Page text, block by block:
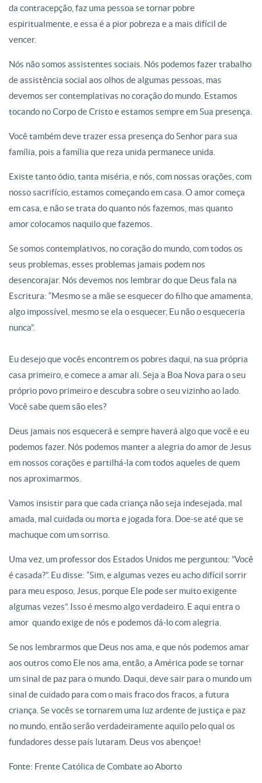
da contracepção, faz uma pessoa se tornar pobre
espiritualmente, e essa é a pior pobreza e a mais difícil de
vencer.
Nós não somos assistentes sociais. Nós podemos fazer trabalho
de assistência social aos olhos de algumas pessoas, mas
devemos ser contemplativas no coração do mundo. Estamos
tocando no Corpo de Cristo e estamos sempre em Sua presença.
Você também deve trazer essa presença do Senhor para sua
família, pois a família que reza unida permanece unida.
Existe tanto ódio, tanta miséria, e nós, com nossas orações, com
nosso sacrifício, estamos começando em casa. O amor começa
em casa, e não se trata do quanto nós fazemos, mas quanto
amor colocamos naquilo que fazemos.
Se somos contemplativos, no coração do mundo, com todos os
seus problemas, esses problemas jamais podem nos
desencorajar. Nós devemos nos lembrar do que Deus fala na
Escritura: “Mesmo se a mãe se esquecer do filho que amamenta,
algo impossível, mesmo se ela o esquecer, Eu não o esqueceria
nunca”.
Eu desejo que vocês encontrem os pobres daqui, na sua própria
casa primeiro, e comece a amar ali. Seja a Boa Nova para o seu
próprio povo primeiro e descubra sobre o seu vizinho ao lado.
Você sabe quem são eles?
Deus jamais nos esquecerá e sempre haverá algo que você e eu
podemos fazer. Nós podemos manter a alegria do amor de Jesus
em nossos corações e partilhá-la com todos aqueles de quem
nos aproximarmos.
Vamos insistir para que cada criança não seja indesejada, mal
amada, mal cuidada ou morta e jogada fora. Doe-se até que se
machuque com um sorriso.
Uma vez, um professor dos Estados Unidos me perguntou: ”Você
é casada?”. Eu disse: “Sim, e algumas vezes eu acho difícil sorrir
para meu esposo, Jesus, porque Ele pode ser muito exigente
algumas vezes”. Isso é mesmo algo verdadeiro. E aqui entra o
amor  quando exige de nós e podemos dá-lo com alegria.
Se nos lembrarmos que Deus nos ama, e que nós podemos amar
aos outros como Ele nos ama, então, a América pode se tornar
um sinal de paz para o mundo. Daqui, deve sair para o mundo um
sinal de cuidado para com o mais fraco dos fracos, a futura
criança. Se vocês se tornarem uma luz ardente de justiça e paz
no mundo, então serão verdadeiramente aquilo pelo qual os
fundadores desse país lutaram. Deus vos abençoe!
Fonte: Frente Católica de Combate ao Aborto